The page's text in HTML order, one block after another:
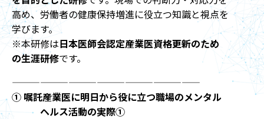
高め、労働者の健康保持増進に役立つ知識と視点を
学びます。
※本研修は日本医師会認定産業医資格更新のため
の生涯研修です。
————————————————————
① 嘱託産業医に明日から役に立つ職場のメンタル
ヘルス活動の実際①